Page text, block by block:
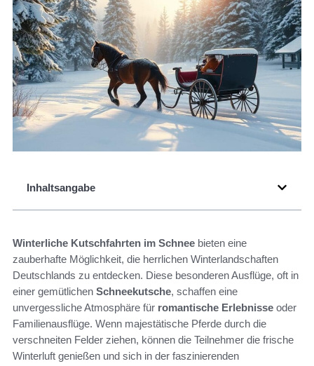
Inhaltsangabe
Winterliche Kutschfahrten im Schnee bieten eine
zauberhafte Möglichkeit, die herrlichen Winterlandschaften
Deutschlands zu entdecken. Diese besonderen Ausflüge, oft in
einer gemütlichen Schneekutsche, schaffen eine
unvergessliche Atmosphäre für romantische Erlebnisse oder
Familienausflüge. Wenn majestätische Pferde durch die
verschneiten Felder ziehen, können die Teilnehmer die frische
Winterluft genießen und sich in der faszinierenden